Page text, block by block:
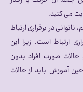
می کنید.
در برقراری ارتباط
ارتباط است. زیرا این
صورت افراد بدون
آموزش باید از حالات